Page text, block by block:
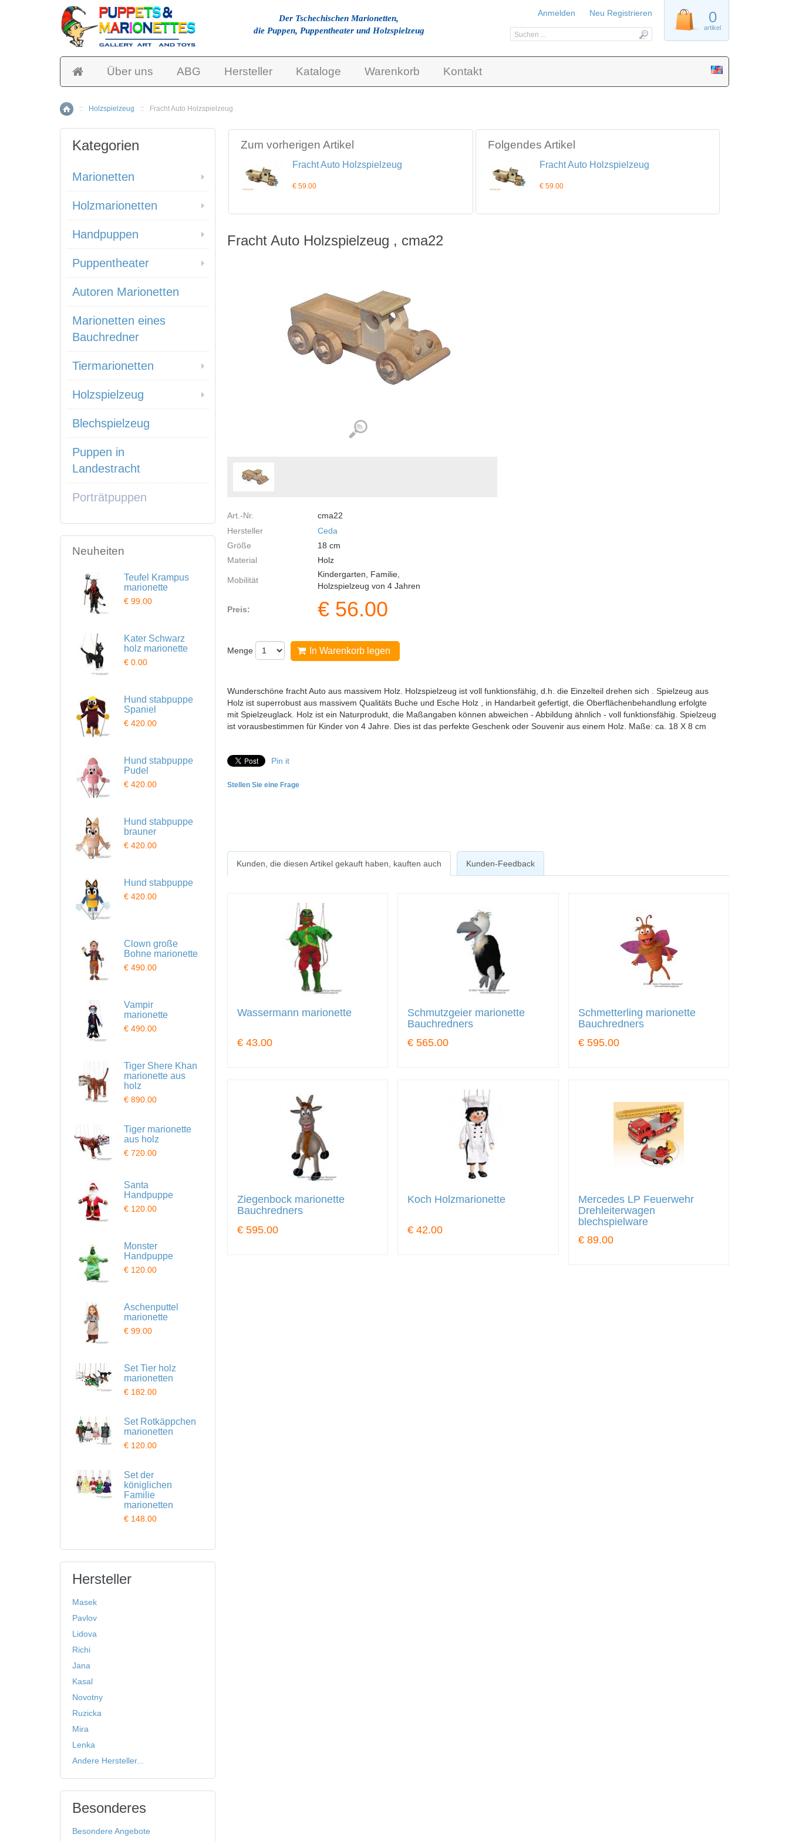
Über uns ABG Hersteller Kataloge Warenkorb Kontakt
Home
:: Holzspielzeug :: Fracht Auto Holzspielzeug
Zum vorherigen Artikel
Fracht Auto Holzspielzeug
€ 59.00
Folgendes Artikel
Fracht Auto Holzspielzeug
€ 59.00
Fracht Auto Holzspielzeug , cma22
Art.-Nr.
cma22
Hersteller
Ceda
Größe
18 cm
Material
Holz
Mobilität
Kindergarten, Familie,
Holzspielzeug von 4 Jahren
Preis: € 56.00
Menge In Warenkorb legen
Wunderschöne fracht Auto aus massivem Holz. Holzspielzeug ist voll funktionsfähig, d.h. die Einzelteil drehen sich . Spielzeug aus
Holz ist superrobust aus massivem Qualitäts Buche und Esche Holz , in Handarbeit gefertigt, die Oberflächenbehandlung erfolgte
mit Spielzeuglack. Holz ist ein Naturprodukt, die Maßangaben können abweichen - Abbildung ähnlich - voll funktionsfähig. Spielzeug
ist vorausbestimmen für Kinder von 4 Jahre. Dies ist das perfekte Geschenk oder Souvenir aus einem Holz. Maße: ca. 18 X 8 cm
Pin it
Stellen Sie eine Frage
Kunden, die diesen Artikel gekauft haben, kauften auch Kunden-Feedback
Wassermann marionette
€ 43.00
Schmutzgeier marionette
Bauchredners
€ 565.00
Schmetterling marionette
Bauchredners
€ 595.00
Ziegenbock marionette
Bauchredners
€ 595.00
Koch Holzmarionette
€ 42.00
Mercedes LP Feuerwehr
Drehleiterwagen
blechspielware
€ 89.00
Kategorien
Marionetten
Holzmarionetten
Handpuppen
Puppentheater
Autoren Marionetten
Marionetten eines
Bauchredner
Tiermarionetten
Holzspielzeug
Blechspielzeug
Puppen in
Landestracht
Porträtpuppen
Neuheiten
Teufel Krampus
marionette
€ 99.00
Kater Schwarz
holz marionette
€ 0.00
Hund stabpuppe
Spaniel
€ 420.00
Hund stabpuppe
Pudel
€ 420.00
Hund stabpuppe
brauner
€ 420.00
Hund stabpuppe
€ 420.00
Clown große
Bohne marionette
€ 490.00
Vampir
marionette
€ 490.00
Tiger Shere Khan
marionette aus
holz
€ 890.00
Tiger marionette
aus holz
€ 720.00
Santa
Handpuppe
€ 120.00
Monster
Handpuppe
€ 120.00
Aschenputtel
marionette
€ 99.00
Set Tier holz
marionetten
€ 182.00
Set Rotkäppchen
marionetten
€ 120.00
Set der
königlichen
Familie
marionetten
€ 148.00
Hersteller
Masek
Pavlov
Lidova
Richi
Jana
Kasal
Novotny
Ruzicka
Mira
Lenka
Andere Hersteller...
Besonderes
Besondere Angebote
Der Tschechischen Marionetten,
die Puppen, Puppentheater und Holzspielzeug
0
artikel
Anmelden Neu Registrieren